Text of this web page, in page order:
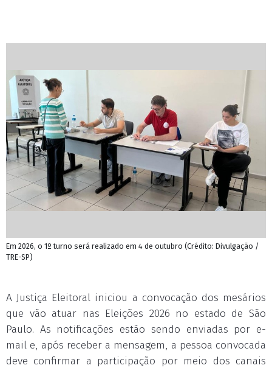
Em 2026, o 1º turno será realizado em 4 de outubro (Crédito: Divulgação /
TRE-SP)
A Justiça Eleitoral iniciou a convocação dos mesários
que vão atuar nas Eleições 2026 no estado de São
Paulo. As notificações estão sendo enviadas por e-
mail e, após receber a mensagem, a pessoa convocada
deve confirmar a participação por meio dos canais